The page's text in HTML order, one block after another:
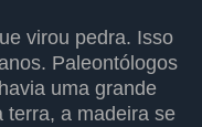
virou pedra. Isso
Paleontólogos
uma grande
terra, a madeira se